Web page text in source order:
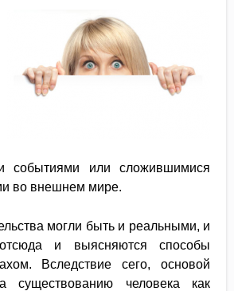
событиями или сложившимися
во внешнем мире.
могли быть и реальными, и
и выясняются способы
Вследствие сего, основой
существованию человека как